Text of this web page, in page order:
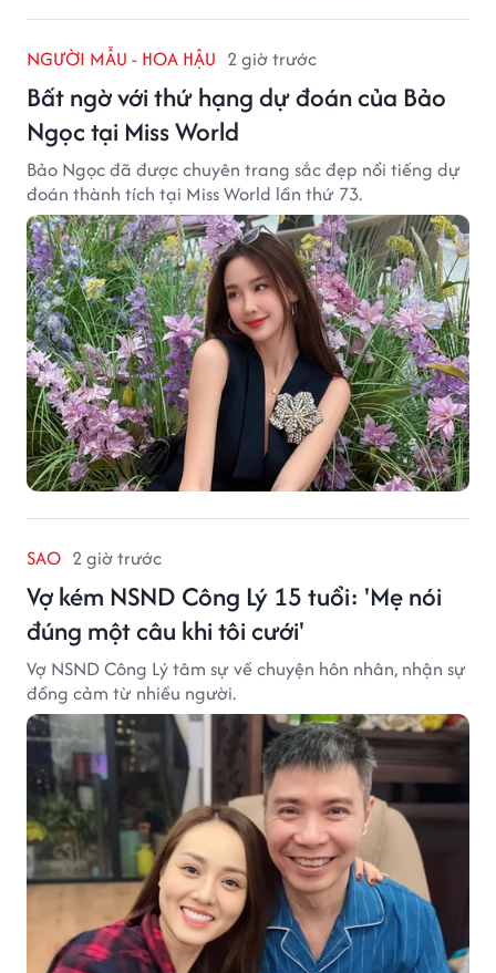
NGƯỜI MẪU - HOA HẬU 2 giờ trước
Bất ngờ với thứ hạng dự đoán của Bảo
Ngọc tại Miss World
Bảo Ngọc đã được chuyên trang sắc đẹp nổi tiếng dự
đoán thành tích tại Miss World lần thứ 73.
SAO 2 giờ trước
Vợ kém NSND Công Lý 15 tuổi: 'Mẹ nói
đúng một câu khi tôi cưới'
Vợ NSND Công Lý tâm sự về chuyện hôn nhân, nhận sự
đồng cảm từ nhiều người.